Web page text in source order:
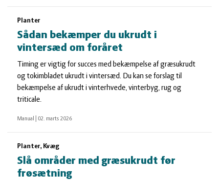
Planter
Sådan bekæmper du ukrudt i
vintersæd om foråret
Timing er vigtig for succes med bekæmpelse af græsukrudt
og tokimbladet ukrudt i vintersæd. Du kan se forslag til
bekæmpelse af ukrudt i vinterhvede, vinterbyg, rug og
triticale.
Manual 02. marts 2026
Planter, Kvæg
Slå områder med græsukrudt før
frøsætning